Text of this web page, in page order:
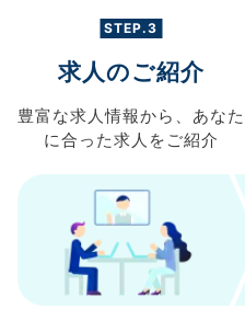
STEP.3
求人のご紹介
豊富な求人情報から、 あなた
に合った求人を ご紹介